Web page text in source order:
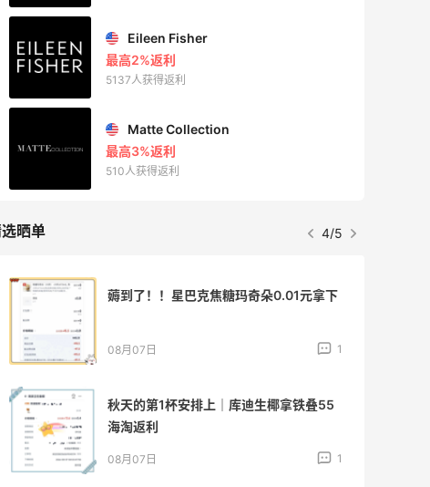
Eileen Fisher
最高2%返利
5137人获得返利
Matte Collection
最高3%返利
510人获得返利
晒单 4/5
薅到了！！星巴克焦糖玛奇朵0.01元拿下
08月07日 1
秋天的第1杯安排上｜库迪生椰拿铁叠55
海淘返利
08月07日 1